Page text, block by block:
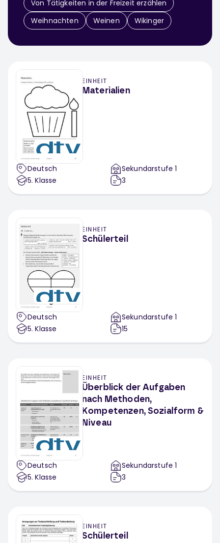
Von Tätigkeiten in der Freizeit erzählen
Weihnachten
Weinen Wikinger
EINHEIT
Materialien
Deutsch
5. Klasse
Sekundarstufe 1
3
EINHEIT
Schülerteil
Deutsch
5. Klasse
Sekundarstufe 1
15
EINHEIT
Überblick der Aufgaben
nach Methoden,
Kompetenzen, Sozialform &
Niveau
Deutsch
5. Klasse
Sekundarstufe 1
3
EINHEIT
Schülerteil